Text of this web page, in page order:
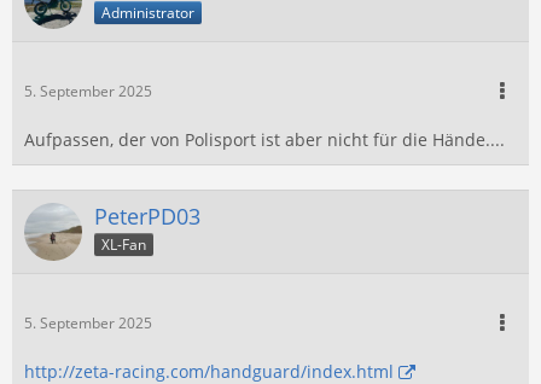
Administrator
5. September 2025
Aufpassen, der von Polisport ist aber nicht für die Hände....
PeterPD03
XL-Fan
5. September 2025
http://zeta-racing.com/handguard/index.html